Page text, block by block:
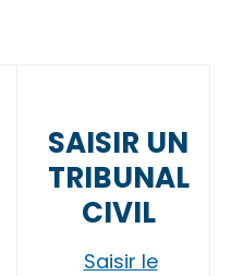
SAISIR UN
TRIBUNAL
CIVIL
Saisir le